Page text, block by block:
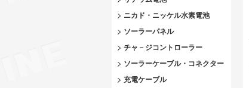
ニカド・ニッケル水素電池
ソーラーパネル
チャ－ジコントローラー
ソーラーケーブル・コネクター
充電ケーブル